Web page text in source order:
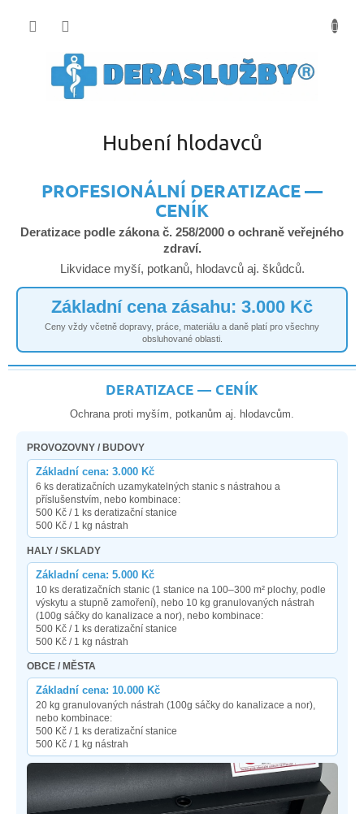
Hubení hlodavců
PROFESIONÁLNÍ DERATIZACE —
CENÍK
Deratizace podle zákona č. 258/2000 o ochraně veřejného
zdraví.
Likvidace myší, potkanů, hlodavců aj. škůdců.
Základní cena zásahu: 3.000 Kč
Ceny vždy včetně dopravy, práce, materiálu a daně platí pro všechny
obsluhované oblasti.
DERATIZACE — CENÍK
Ochrana proti myším, potkanům aj. hlodavcům.
PROVOZOVNY / BUDOVY
Základní cena: 3.000 Kč
6 ks deratizačních uzamykatelných stanic s nástrahou a
příslušenstvím, nebo kombinace:
500 Kč / 1 ks deratizační stanice
500 Kč / 1 kg nástrah
HALY / SKLADY
Základní cena: 5.000 Kč
10 ks deratizačních stanic (1 stanice na 100–300 m² plochy, podle
výskytu a stupně zamoření), nebo 10 kg granulovaných nástrah
(100g sáčky do kanalizace a nor), nebo kombinace:
500 Kč / 1 ks deratizační stanice
500 Kč / 1 kg nástrah
OBCE / MĚSTA
Základní cena: 10.000 Kč
20 kg granulovaných nástrah (100g sáčky do kanalizace a nor),
nebo kombinace:
500 Kč / 1 ks deratizační stanice
500 Kč / 1 kg nástrah